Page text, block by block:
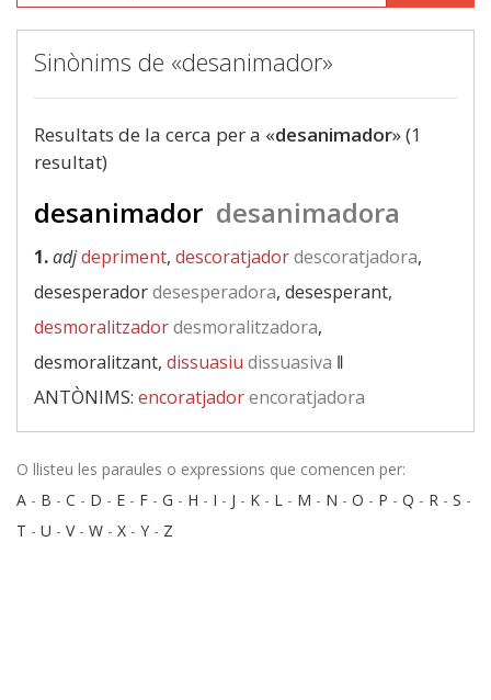
Sinònims de «desanimador»
Resultats de la cerca per a «desanimador» (1
resultat)
desanimador desanimadora
1.adjdepriment, descoratjadordescoratjadora,
desesperadordesesperadora, desesperant,
desmoralitzadordesmoralitzadora,
desmoralitzant, dissuasiu dissuasiva ‖
ANTÒNIMS: encoratjadorencoratjadora
O llisteu les paraules o expressions que comencen per:
A - B - C - D - E - F - G - H - I - J - K - L - M - N - O - P - Q - R - S -
T - U - V- W - X - Y - Z